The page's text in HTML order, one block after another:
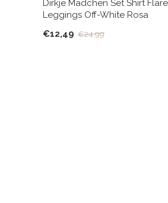
Dirkje Mädchen Set Shirt
Leggings Off-White Rosa
€12,49 €24,99